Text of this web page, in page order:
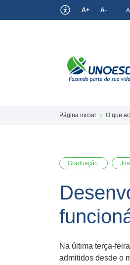
A+ A-
Página inicial O que
Graduação
Na última terça-
admitidos desde o